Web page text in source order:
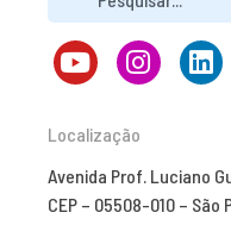
Localização
Avenida Prof. Luciano
CEP – 05508-010 – São